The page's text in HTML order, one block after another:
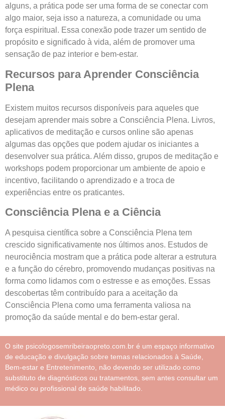
alguns, a prática pode ser uma forma de se conectar com
algo maior, seja isso a natureza, a comunidade ou uma
força espiritual. Essa conexão pode trazer um sentido de
propósito e significado à vida, além de promover uma
sensação de paz interior e bem-estar.
Recursos para Aprender Consciência
Plena
Existem muitos recursos disponíveis para aqueles que
desejam aprender mais sobre a Consciência Plena. Livros,
aplicativos de meditação e cursos online são apenas
algumas das opções que podem ajudar os iniciantes a
desenvolver sua prática. Além disso, grupos de meditação e
workshops podem proporcionar um ambiente de apoio e
incentivo, facilitando o aprendizado e a troca de
experiências entre os praticantes.
Consciência Plena e a Ciência
A pesquisa científica sobre a Consciência Plena tem
crescido significativamente nos últimos anos. Estudos de
neurociência mostram que a prática pode alterar a estrutura
e a função do cérebro, promovendo mudanças positivas na
forma como lidamos com o estresse e as emoções. Essas
descobertas têm contribuído para a aceitação da
Consciência Plena como uma ferramenta valiosa na
promoção da saúde mental e do bem-estar geral.
O site psicologosemribeiraopreto.com.br é um espaço informativo
de educação e divulgação sobre temas relacionados à Saúde,
Bem-estar e Entretenimento, não devendo ser utilizado como
substituto de diagnósticos ou tratamentos, sem antes consultar um
médico ou profissional de saúde habilitado.